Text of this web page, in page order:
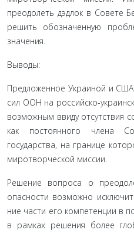
преодолеть дэдлок в Совете
решить обозначенную
значения.
Выводы:
Предложенное Украиной и
сил ООН на российско-
возможным ввиду отсутствия
как постоянного члена
государства, на границе
миротворческой миссии.
Решение вопроса о
опасности возможно
ние части его компетенции в
в рамках решения более